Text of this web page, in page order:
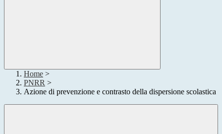
Home >
PNRR >
Azione di prevenzione e contrasto della dispersione scolastica